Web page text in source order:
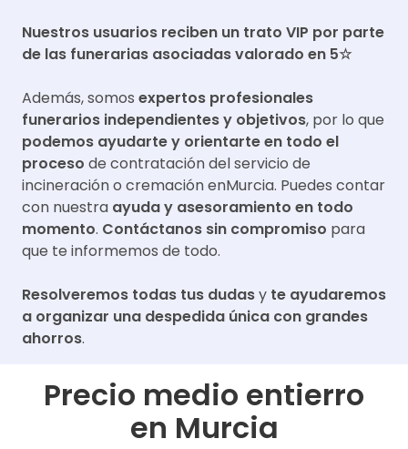
Nuestros usuarios reciben un trato VIP por parte
de las funerarias asociadas valorado en 5☆
Además, somos expertos profesionales
funerarios independientes y objetivos, por lo que
podemos ayudarte y orientarte en todo el
proceso de contratación del servicio de
incineración o cremación enMurcia. Puedes contar
con nuestra ayuda y asesoramiento en todo
momento. Contáctanos sin compromiso para
que te informemos de todo.
Resolveremos todas tus dudasy te ayudaremos
a organizar una despedida única con grandes
ahorros.
Precio medio entierro
en Murcia